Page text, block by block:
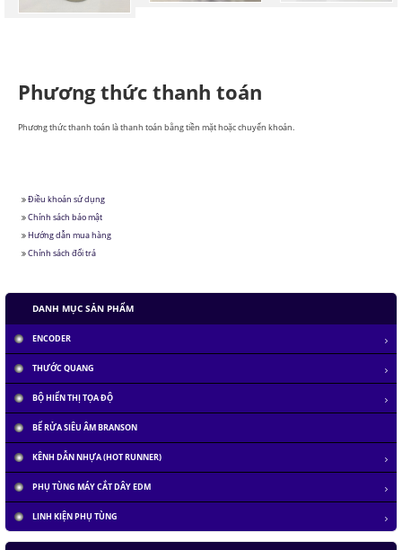
Phương thức thanh toán
Phương thức thanh toán là thanh toán bằng tiền mặt hoặc chuyển khoản.
Điều khoản sử dụng
Chính sách bảo mật
Hướng dẫn mua hàng
Chính sách đổi trả
DANH MỤC SẢN PHẨM
ENCODER
THƯỚC QUANG
BỘ HIỂN THỊ TỌA ĐỘ
BỂ RỬA SIÊU ÂM BRANSON
KÊNH DẪN NHỰA (HOT RUNNER)
PHỤ TÙNG MÁY CẮT DÂY EDM
LINH KIỆN PHỤ TÙNG